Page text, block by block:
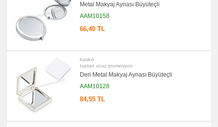
Metal Makyaj Aynası Büyüteçli
AAM10158
66,40 TL
baskılı
toptan ucuz promosyon
Deri Metal Makyaj Aynası Büyüteçli
AAM10128
84,55 TL
Organizer
promosyon
Matara
&
Termos
Geri
Dönüşümlü
Ürünler
promosyon
Anahtarlık